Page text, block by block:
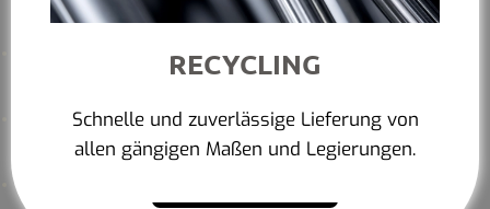
RECYCLING
Schnelle und zuverlässige Lieferung von
allen gängigen Maßen und Legierungen.